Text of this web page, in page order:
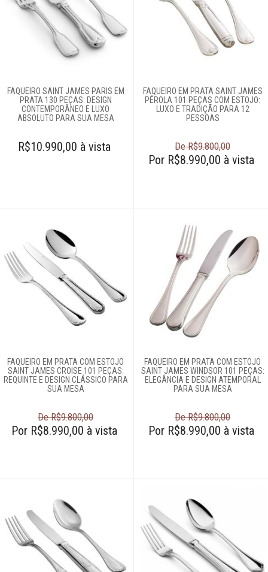
Complementos
para mesa
Louças
manteiga
Facas
Faqueiros
Garfos
Cama e banho
Móveis
Decoração
Login
61
996581061
Televendas
FAQUEIRO SAINT JAMES PARIS EM
PRATA 130 PEÇAS: DESIGN
CONTEMPORÂNEO E LUXO
ABSOLUTO PARA SUA MESA
R$10.990,00 à vista
FAQUEIRO EM PRATA SAINT JAMES
PÉROLA 101 PEÇAS COM ESTOJO:
LUXO E TRADIÇÃO PARA 12
PESSOAS
De R$9.800,00
Por R$8.990,00 à vista
FAQUEIRO EM PRATA COM ESTOJO
SAINT JAMES CROISE 101 PEÇAS:
REQUINTE E DESIGN CLÁSSICO PARA
SUA MESA
De R$9.800,00
Por R$8.990,00 à vista
FAQUEIRO EM PRATA COM ESTOJO
SAINT JAMES WINDSOR 101 PEÇAS:
ELEGÂNCIA E DESIGN ATEMPORAL
PARA SUA MESA
De R$9.800,00
Por R$8.990,00 à vista